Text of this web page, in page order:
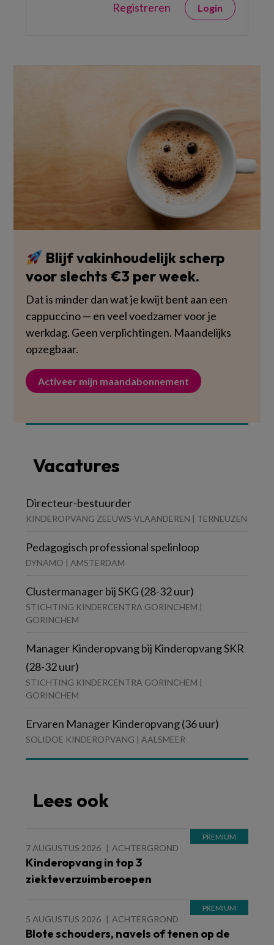
Registreren Login
Blijf vakinhoudelijk scherp
voor slechts €3 per week.
Dat is minder dan wat je kwijt bent aan een
cappuccino — en veel voedzamer voor je
werkdag. Geen verplichtingen. Maandelijks
opzegbaar.
Activeer mijn maandabonnement
Vacatures
Directeur-bestuurder
KINDEROPVANG ZEEUWS-VLAANDEREN | TERNEUZEN
Pedagogisch professional spelinloop
DYNAMO | AMSTERDAM
Clustermanager bij SKG (28-32 uur)
STICHTING KINDERCENTRA GORINCHEM |
GORINCHEM
Manager Kinderopvang bij Kinderopvang SKR
(28-32 uur)
STICHTING KINDERCENTRA GORINCHEM |
GORINCHEM
Ervaren Manager Kinderopvang (36 uur)
SOLIDOE KINDEROPVANG | AALSMEER
Lees ook
7 AUGUSTUS 2026 ACHTERGROND
Kinderopvang in top 3
ziekteverzuimberoepen
5 AUGUSTUS 2026 ACHTERGROND
Blote schouders, navels of tenen op de